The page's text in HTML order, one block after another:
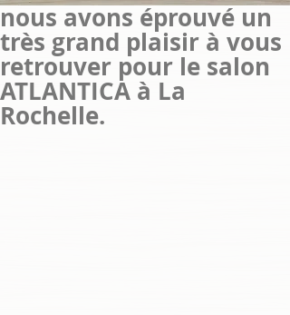
nous avons éprouvé un
très grand plaisir à vous
retrouver pour le salon
ATLANTICA à La
Rochelle.